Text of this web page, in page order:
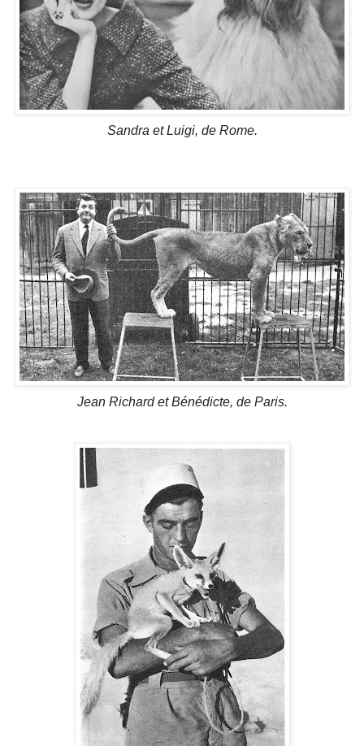
Sandra et Luigi, de Rome.
Jean Richard et Bénédicte, de Paris.